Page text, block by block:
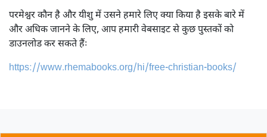
परमेश्वर कौन है और यीशु में उसने हमारे लिए क्या किया है इसके बारे में
और अधिक जानने के लिए, आप हमारी वेबसाइट से कुछ पुस्तकों को
डाउनलोड कर सकते हैंः
https://www.rhemabooks.org/hi/free-christian-books/